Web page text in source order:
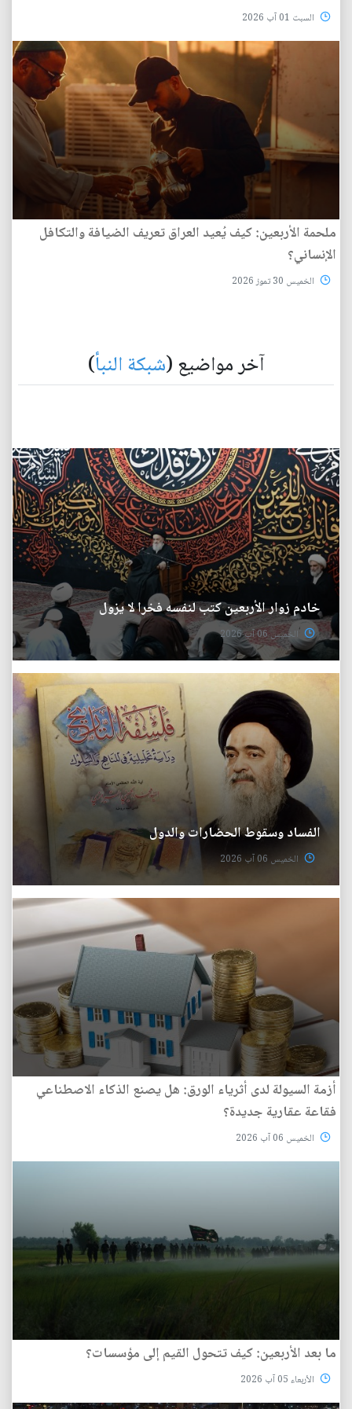
السبت 01 آب 2026
ملحمة الأربعين: كيف يُعيد العراق تعريف الضيافة والتكافل
الإنساني؟
الخميس 30 تموز 2026
آخر مواضيع (شبكة النبأ)
خادم زوار الأربعين كتب لنفسه فخرا لا يزول
الخميس 06 آب 2026
الفساد وسقوط الحضارات والدول
الخميس 06 آب 2026
أزمة السيولة لدى أثرياء الورق: هل يصنع الذكاء الاصطناعي
فقاعة عقارية جديدة؟
الخميس 06 آب 2026
ما بعد الأربعين: كيف تتحول القيم إلى مؤسسات؟
الأربعاء 05 آب 2026